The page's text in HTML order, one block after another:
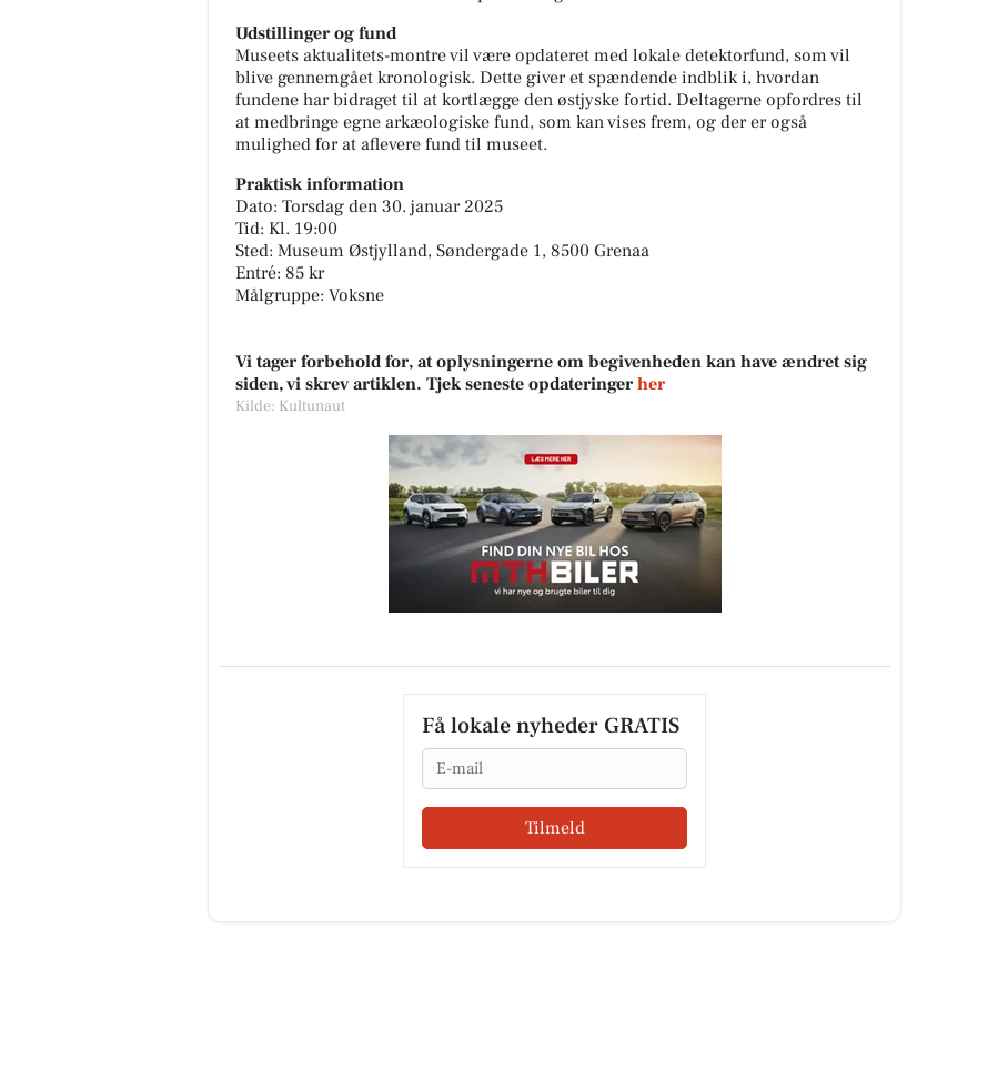
Udstillinger og fund
Museets aktualitets-montre vil være opdateret med lokale detektorfund, som vil
blive gennemgået kronologisk. Dette giver et spændende indblik i, hvordan
fundene har bidraget til at kortlægge den østjyske fortid. Deltagerne opfordres til
at medbringe egne arkæologiske fund, som kan vises frem, og der er også
mulighed for at aflevere fund til museet.
Praktisk information
Dato: Torsdag den 30. januar 2025
Tid: Kl. 19:00
Sted: Museum Østjylland, Søndergade 1, 8500 Grenaa
Entré: 85 kr
Målgruppe: Voksne
Vi tager forbehold for, at oplysningerne om begivenheden kan have ændret sig
siden, vi skrev artiklen. Tjek seneste opdateringer her
Kilde: Kultunaut
Få lokale nyheder GRATIS
Email
Tilmeld